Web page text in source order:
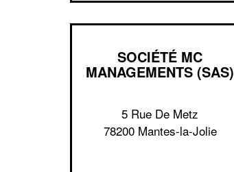
SOCIÉTÉ MC
MANAGEMENTS (SAS)
5 Rue De Metz
78200 Mantes-la-Jolie